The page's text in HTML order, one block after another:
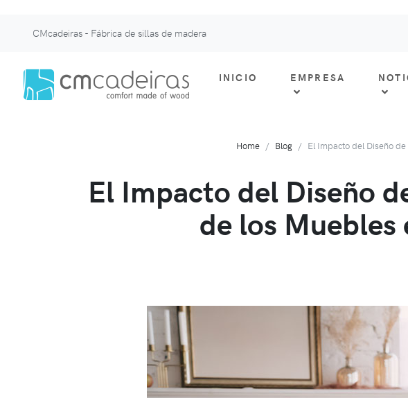
CMcadeiras - Fábrica de sillas de madera
INICIO EMPRESA
Home Blog El Impacto del Diseño
El Impacto del Diseño
de los Muebles